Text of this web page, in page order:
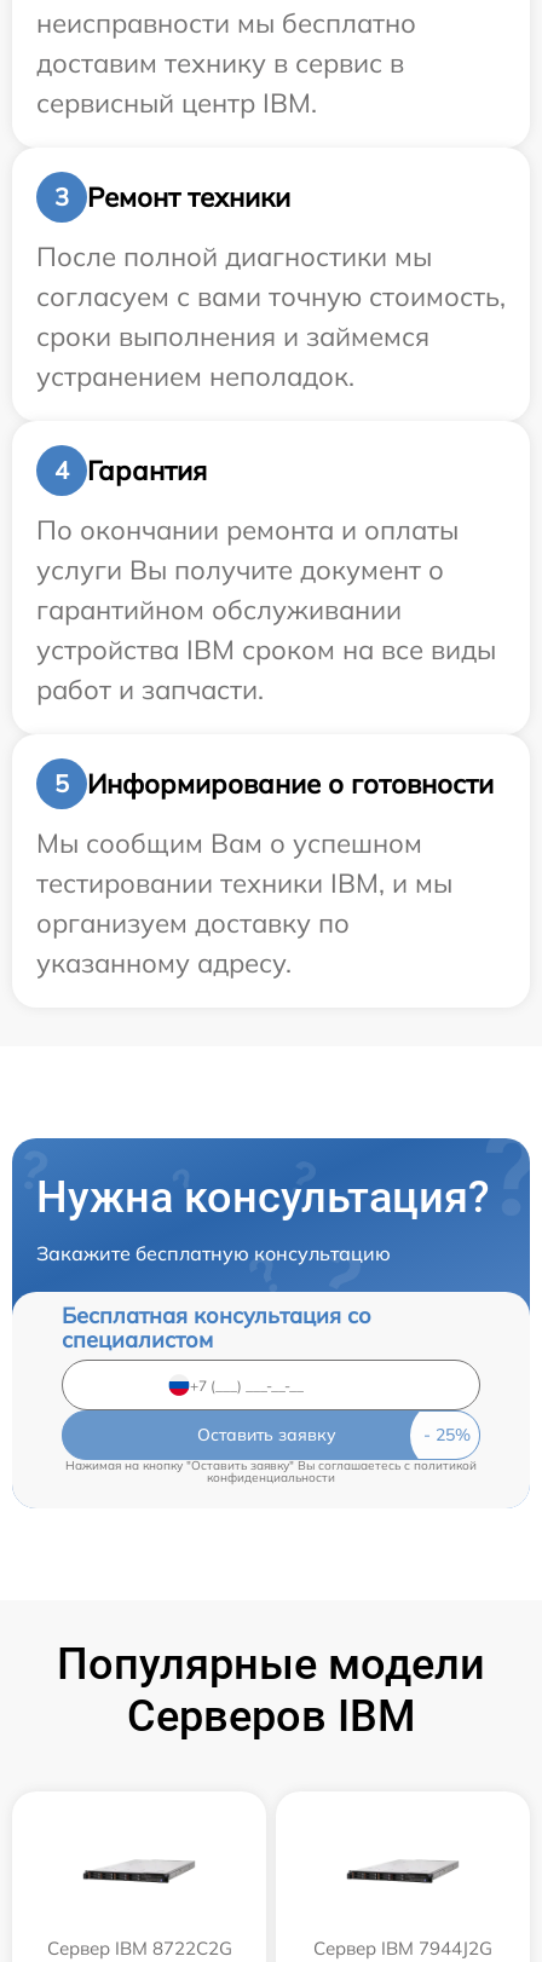
неисправности мы бесплатно
доставим технику в сервис в
сервисный центр IBM.
3
Ремонт техники
После полной диагностики мы
согласуем с вами точную стоимость,
сроки выполнения и займемся
устранением неполадок.
4
Гарантия
По окончании ремонта и оплаты
услуги Вы получите документ о
гарантийном обслуживании
устройства IBM сроком на все виды
работ и запчасти.
5
Информирование о готовности
Мы сообщим Вам о успешном
тестировании техники IBM, и мы
организуем доставку по
указанному адресу.
Нужна консультация?
Закажите бесплатную консультацию
Бесплатная консультация со
специалистом
Оставить заявку
Нажимая на кнопку "Оставить заявку" Вы соглашаетесь c политикой
конфиденциальности
Популярные модели
Серверов IBM
Сервер IBM 8722C2G Сервер IBM 7944J2G